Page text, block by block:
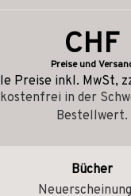
CHF
Preise und
Preise inkl. MwSt,
in der
Bestellwert.
Bücher